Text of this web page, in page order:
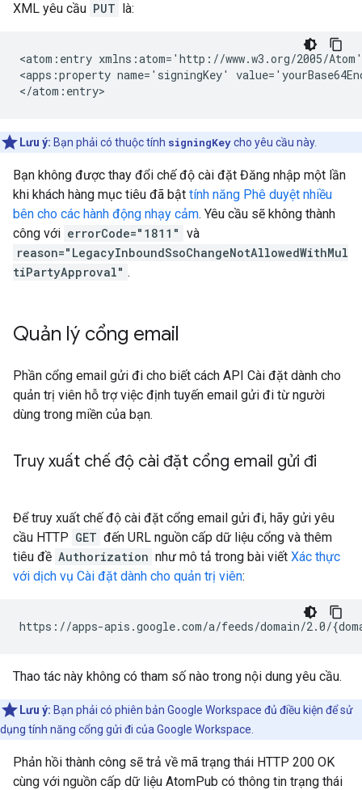
XML yêu cầu PUT là:
<atom:entry xmlns:atom='http://www.w3.org/2005/
<apps:property name='signingKey'
Lưu ý: Bạn phải có thuộc tính signingKeycho yêu cầu này.
Bạn không được thay đổi chế độ cài đặt Đăng nhập một lần
khi khách hàng mục tiêu đã bật tính năng Phê duyệt nhiều
bên cho các hành động nhạy cảm. Yêu cầu sẽ không thành
công với errorCode="1811" và
reason="LegacyInboundSsoChangeNotAllowedWithMul
tiPartyApproval" .
Quản lý cổng email
Phần cổng email gửi đi cho biết cách API Cài đặt dành cho
quản trị viên hỗ trợ việc định tuyến email gửi đi từ người
dùng trong miền của bạn.
Truy xuất chế độ cài đặt cổng email gửi đi
Để truy xuất chế độ cài đặt cổng email gửi đi, hãy gửi yêu
cầu HTTP GET đến URL nguồn cấp dữ liệu cổng và thêm
tiêu đề Authorization như mô tả trong bài viết Xác thực
với dịch vụ Cài đặt dành cho quản trị viên:
Thao tác này không có tham số nào trong nội dung yêu cầu.
Lưu ý: Bạn phải có phiên bản Google Workspace đủ điều kiện để sử
dụng tính năng cổng gửi đi của Google Workspace.
Phản hồi thành công sẽ trả về mã trạng thái HTTP 200 OK
cùng với nguồn cấp dữ liệu AtomPub có thông tin trạng thái